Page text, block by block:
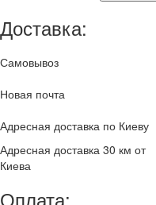
Доставка:
Самовывоз
Новая почта
Адресная доставка по Киеву
Адресная доставка 30 км от
Киева
Оплата: